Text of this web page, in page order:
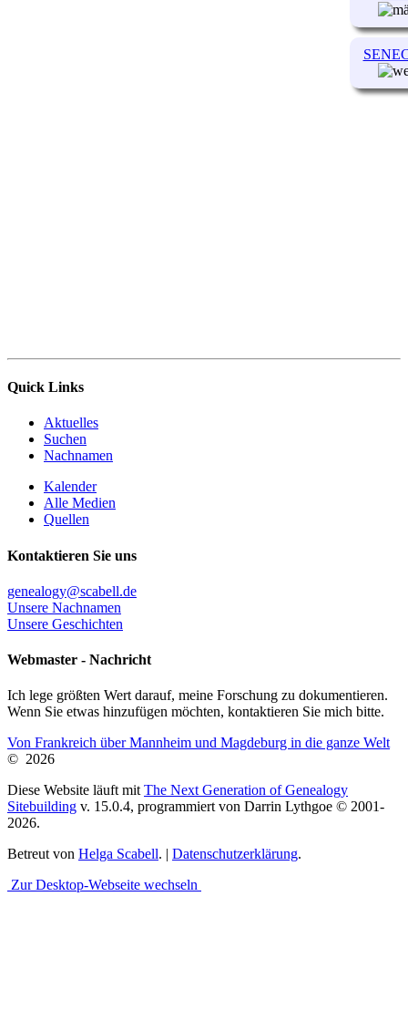
Quick Links
Aktuelles
Suchen
Nachnamen
Kalender
Alle Medien
Quellen
Kontaktieren Sie uns
genealogy@scabell.de
Unsere Nachnamen
Unsere Geschichten
Webmaster - Nachricht
Ich lege größten Wert darauf, meine Forschung zu dokumentieren.
Wenn Sie etwas hinzufügen möchten, kontaktieren Sie mich bitte.
Von Frankreich über Mannheim und Magdeburg in die ganze Welt
© 2026
Diese Website läuft mitThe Next Generation of Genealogy
Sitebuilding v. 15.0.4, programmiert von Darrin Lythgoe © 2001-
2026.
Betreut von Helga Scabell. | Datenschutzerklärung.
Zur Desktop-Webseite wechseln